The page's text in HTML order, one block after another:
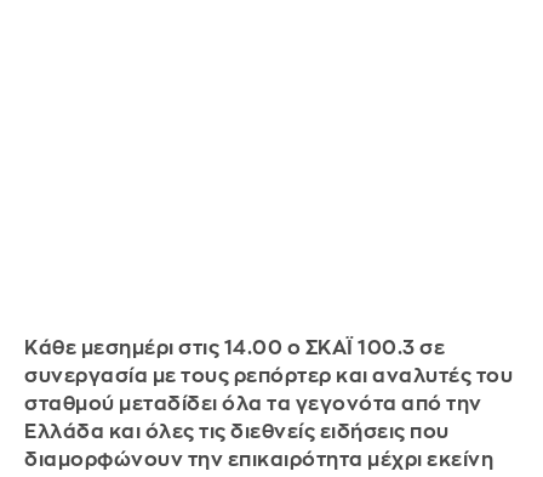
Κάθε μεσημέρι στις 14.00 ο ΣΚΑΪ 100.3 σε
συνεργασία με τους ρεπόρτερ και αναλυτές του
σταθμού μεταδίδει όλα τα γεγονότα από την
Ελλάδα και όλες τις διεθνείς ειδήσεις που
διαμορφώνουν την επικαιρότητα μέχρι εκείνη